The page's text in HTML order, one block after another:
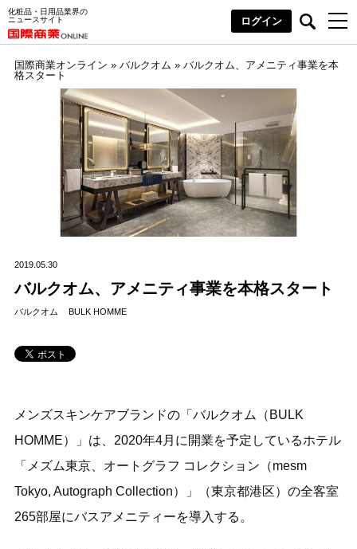
化粧品・日用品業界の
ニュースサイト
ログイン
国際商業オンライン » バルクオム » バルクオム、アメニティ事業を本
格スタート
2019.05.30
バルクオム、アメニティ事業を本格スタート
バルクオム BULK HOMME
メンズスキンケアブランドの「バルクオム（BULK
HOMME）」は、2020年4月に開業を予定しているホテル
「メズム東京、オートグラフ コレクション（mesm
Tokyo, Autograph Collection）」（東京都港区）の全客室
265部屋にバスアメニティーを導入する。